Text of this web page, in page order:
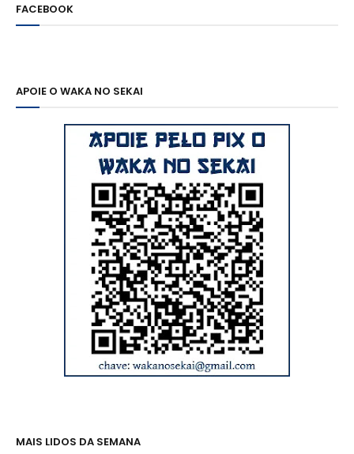
FACEBOOK
APOIE O WAKA NO SEKAI
MAIS LIDOS DA SEMANA